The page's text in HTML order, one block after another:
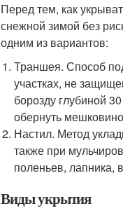
Перед тем, как
снежной зимой без
одним из вариантов:
Траншея. Способ
участках, не
борозду глубиной
обернуть
Настил. Метод
также при
поленьев, лапника,
Виды укрытия